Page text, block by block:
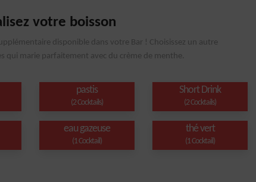
votre boisson
disponible dans votre Bar ! Choisissez un autre
qui marie parfaitement avec du crème de menthe.
pastis
(2 Cocktails)
Short Drink
(2 Cocktails)
eau gazeuse
(1 Cocktail)
thé vert
(1 Cocktail)